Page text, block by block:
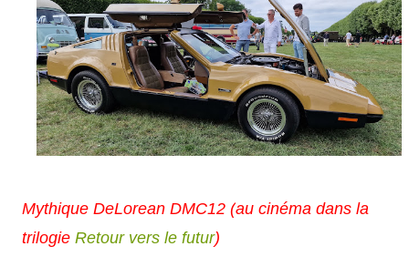
Mythique DeLorean DMC12 (au cinéma dans la
trilogie Retour vers le futur)